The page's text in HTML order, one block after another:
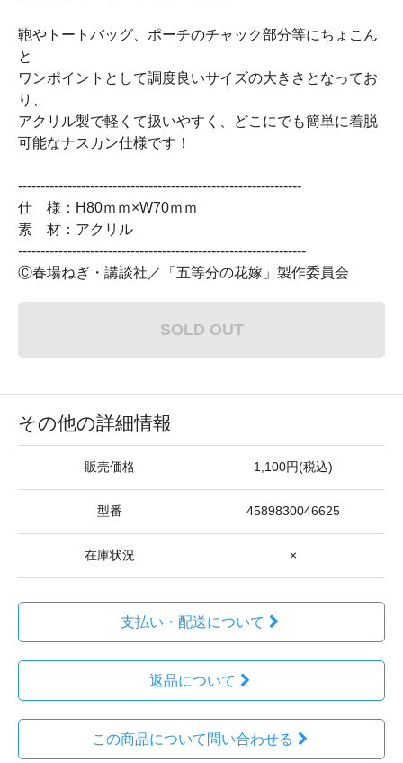
鞄やトートバッグ、ポーチのチャック部分等にちょこん
と
ワンポイントとして調度良いサイズの大きさとなってお
り、
アクリル製で軽くて扱いやすく、どこにでも簡単に着脱
可能なナスカン仕様です！
---------------------------------------------------------------
仕 様：H80ｍｍ×W70ｍｍ
素 材：アクリル
----------------------------------------------------------------
Ⓒ春場ねぎ・講談社／「五等分の花嫁」製作委員会
SOLD OUT
その他の詳細情報
販売価格 1,100円(税込)
型番 4589830046625
在庫状況 ×
支払い・配送について
返品について
この商品について問い合わせる